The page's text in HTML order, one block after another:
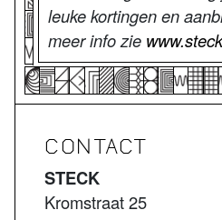
leuke kortingen en
meer info zie
CONTACT
STECK
Kromstraat 25